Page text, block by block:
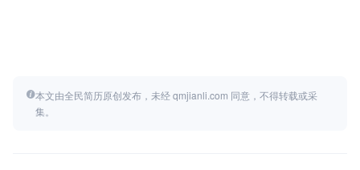
本文由全民简历原创发布，未经 qmjianli.com 同意，不得转载或采
集。